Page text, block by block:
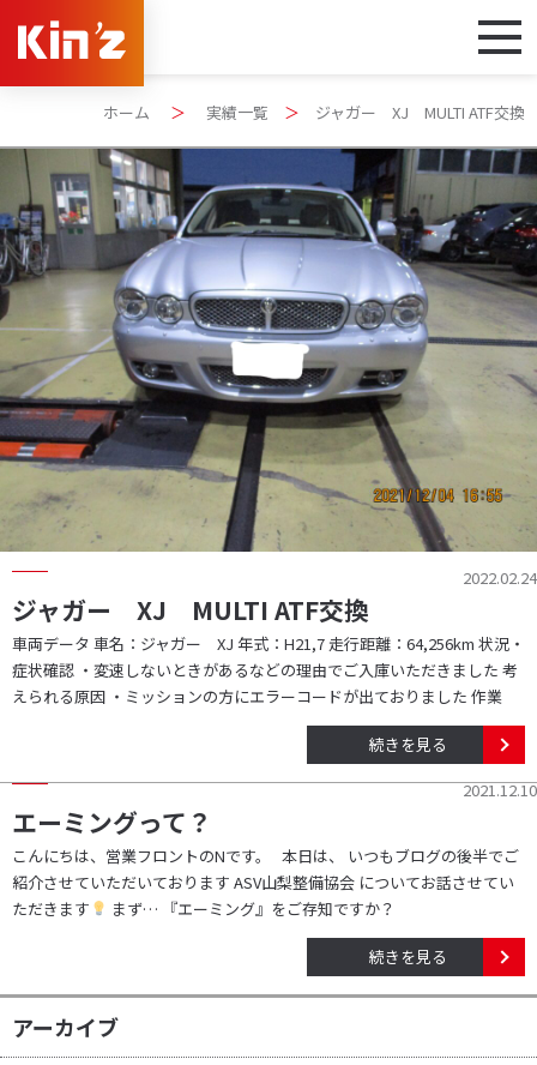
ホーム ＞ 実績一覧 ＞ ジャガー XJ MULTI ATF交換
2022.02.24
ジャガー XJ MULTI ATF交換
車両データ 車名：ジャガー XJ 年式：H21,7 走行距離：64,256km 状況・
症状確認 ・変速しないときがあるなどの理由でご入庫いただきました 考
えられる原因 ・ミッションの方にエラーコードが出ておりました 作業
続きを見る
2021.12.10
エーミングって？
こんにちは、営業フロントのNです。 本日は、 いつもブログの後半でご
紹介させていただいております ASV山梨整備協会 についてお話させてい
ただきます
まず… 『エーミング』をご存知ですか？
続きを見る
アーカイブ